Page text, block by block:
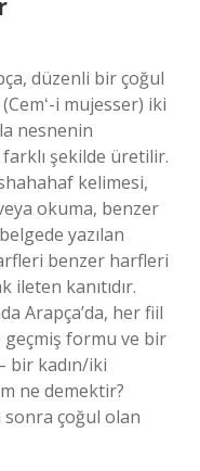
düzenli bir çoğul
i mujesser) iki
nesnenin
şekilde üretilir.
kelimesi,
okuma, benzer
yazılan
benzer harfleri
kanıtıdır.
Arapça’da, her fiil
geçmiş formu ve bir
bir kadın/iki
ne demektir?
sonra çoğul olan